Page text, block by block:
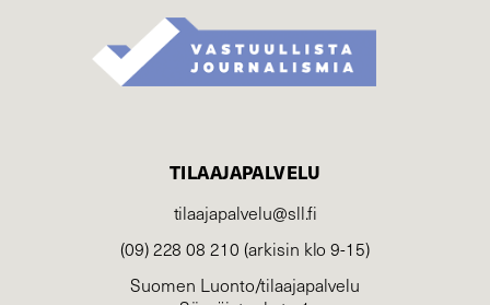
TILAAJAPALVELU
tilaajapalvelu@sll.fi
(09) 228 08 210 (arkisin klo 9-15)
Suomen Luonto/tilaajapalvelu